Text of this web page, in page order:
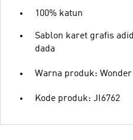
100% katun
Sablon karet grafis
dada
Warna produk:
Kode produk: JI6762